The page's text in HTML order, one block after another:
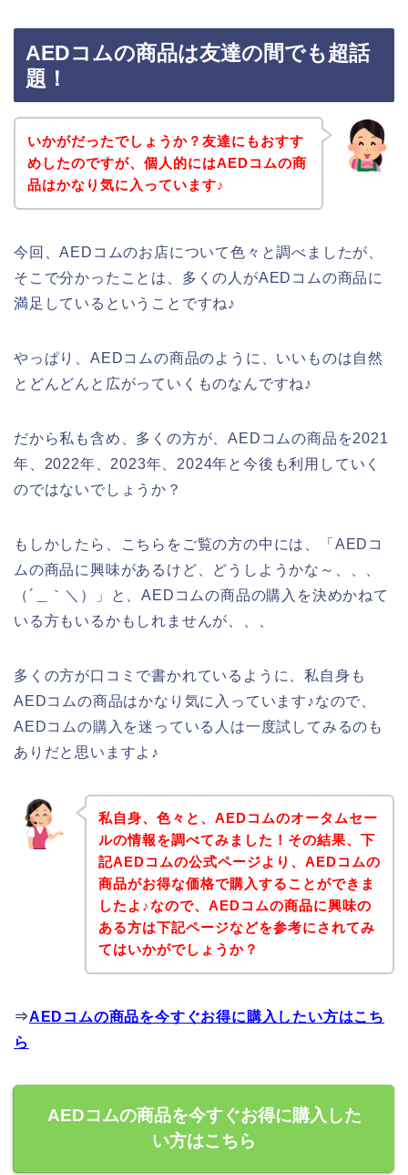
AEDコムの商品は友達の間でも超話
題！
いかがだったでしょうか？友達にもおすす
めしたのですが、個人的にはAEDコムの商
品はかなり気に入っています♪
今回、AEDコムのお店について色々と調べましたが、
そこで分かったことは、多くの人がAEDコムの商品に
満足しているということですね♪
やっぱり、AEDコムの商品のように、いいものは自然
とどんどんと広がっていくものなんですね♪
だから私も含め、多くの方が、AEDコムの商品を2021
年、2022年、2023年、2024年と今後も利用していく
のではないでしょうか？
もしかしたら、こちらをご覧の方の中には、「AEDコ
ムの商品に興味があるけど、どうしようかな～、、、
（´＿｀＼）」と、AEDコムの商品の購入を決めかねて
いる方もいるかもしれませんが、、、
多くの方が口コミで書かれているように、私自身も
AEDコムの商品はかなり気に入っています♪なので、
AEDコムの購入を迷っている人は一度試してみるのも
ありだと思いますよ♪
私自身、色々と、AEDコムのオータムセー
ルの情報を調べてみました！その結果、下
記AEDコムの公式ページより、AEDコムの
商品がお得な価格で購入することができま
したよ♪なので、AEDコムの商品に興味の
ある方は下記ページなどを参考にされてみ
てはいかがでしょうか？
⇒AEDコムの商品を今すぐお得に購入したい方はこち
ら
AEDコムの商品を今すぐお得に購入した
い方はこちら